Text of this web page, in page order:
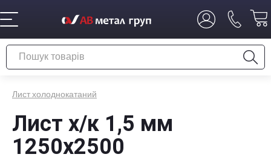
Лист холоднокатаний
Лист х/к 1,5 мм
1250х2500